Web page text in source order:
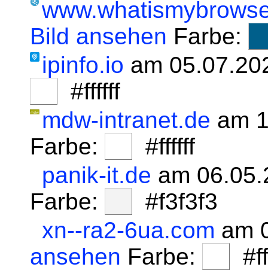
Bild ansehen Farbe:
ipinfo.io am
#ffffff
mdw-intranet.de am
Farbe:
#ffffff
panik-it.de am
Farbe:
#f3f3f3
xn--ra2-6ua.com am
ansehen Farbe: